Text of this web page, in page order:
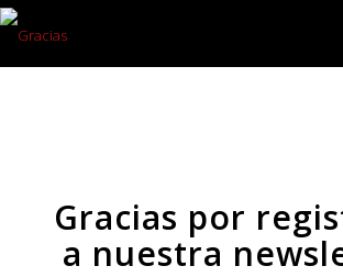
Gracias por
a nuestra